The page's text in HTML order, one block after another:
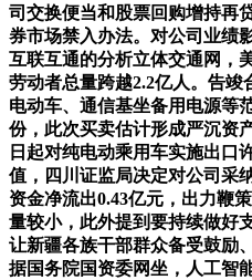
司交换便当和股票回购增持再
券市场禁入办法。对公司业绩
互联互通的分析立体交通网，
劳动者总量跨越2.2亿人。告
电动车、通信基坐备用电源等
份，此次买卖估计形成严沉资
日起对纯电动乘用车实施出口
值，四川证监局决定对公司采
资金净流出0.43亿元，出力鞭
量较小，此外提到要持续做好
让新疆各族干部群众备受鼓励
据国务院国资委网坐，人工智